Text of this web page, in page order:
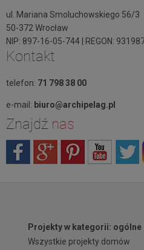
ul. Mariana Smoluchowskiego 56/3
50-372 Wrocław
NIP: 897-16-05-744 | REGON:
Kontakt
telefon: 71 798 38 00
e-mail: biuro@archipelag.pl
Znajdź nas
Projekty w kategorii: ogólne
Wszystkie projekty domów